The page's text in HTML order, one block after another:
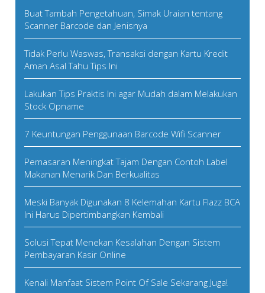
Buat Tambah Pengetahuan, Simak Uraian tentang
Scanner Barcode dan Jenisnya
Tidak Perlu Waswas, Transaksi dengan Kartu Kredit
Aman Asal Tahu Tips Ini
Lakukan Tips Praktis Ini agar Mudah dalam Melakukan
Stock Opname
7 Keuntungan Penggunaan Barcode Wifi Scanner
Pemasaran Meningkat Tajam Dengan Contoh Label
Makanan Menarik Dan Berkualitas
Meski Banyak Digunakan 8 Kelemahan Kartu Flazz BCA
Ini Harus Dipertimbangkan Kembali
Solusi Tepat Menekan Kesalahan Dengan Sistem
Pembayaran Kasir Online
Kenali Manfaat Sistem Point Of Sale Sekarang Juga!